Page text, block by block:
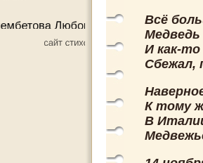
Всё
И как-то
Сбежал,
К тому
В